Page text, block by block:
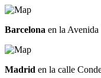
Barcelona en la
Madrid en la calle